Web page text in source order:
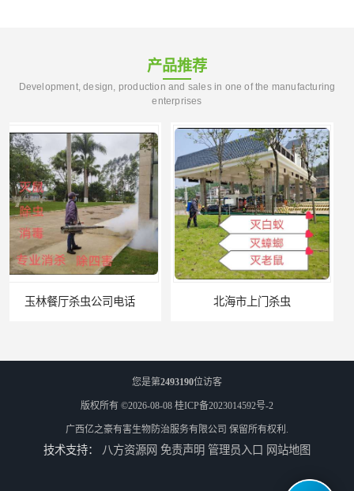
产品推荐
Development, design, production and sales in one of the manufacturing
enterprises
北海市上门杀虫 崇左市扶绥县工厂杀虫
您是第2493190位访客
版权所有 ©2026-08-08 桂ICP备2023014592号-2
广西亿之豪有害生物防治服务有限公司 保留所有权利.
技术支持： 八方资源网 免责声明 管理员入口 网站地图